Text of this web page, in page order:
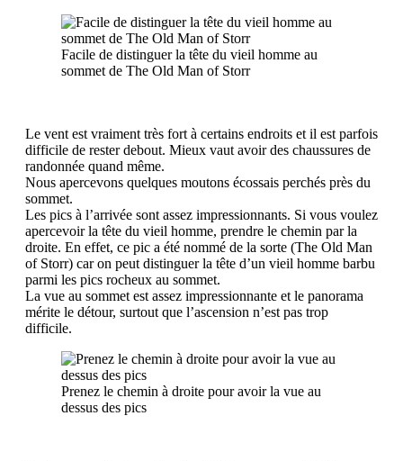
Facile de distinguer la tête du vieil homme au
sommet de The Old Man of Storr
Le vent est vraiment très fort à certains endroits et il est parfois
difficile de rester debout. Mieux vaut avoir des chaussures de
randonnée quand même.
Nous apercevons quelques moutons écossais perchés près du
sommet.
Les pics à l’arrivée sont assez impressionnants. Si vous voulez
apercevoir la tête du vieil homme, prendre le chemin par la
droite. En effet, ce pic a été nommé de la sorte (The Old Man
of Storr) car on peut distinguer la tête d’un vieil homme barbu
parmi les pics rocheux au sommet.
La vue au sommet est assez impressionnante et le panorama
mérite le détour, surtout que l’ascension n’est pas trop
difficile.
Prenez le chemin à droite pour avoir la vue au
dessus des pics